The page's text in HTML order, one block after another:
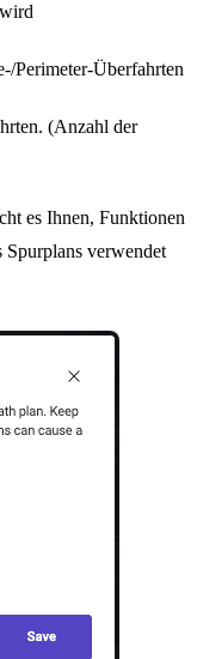
Perimeter-Überfahrten
(Anzahl der
es Ihnen, Funktionen
Spurplans verwendet